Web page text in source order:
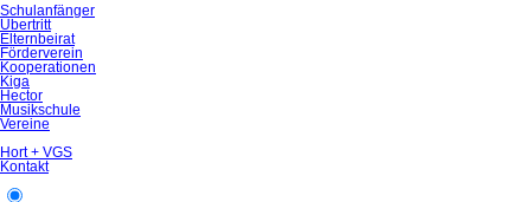
Schulanfänger
Übertritt
Elternbeirat
Förderverein
Kooperationen
Kiga
Hector
Musikschule
Vereine
Hort + VGS
Kontakt